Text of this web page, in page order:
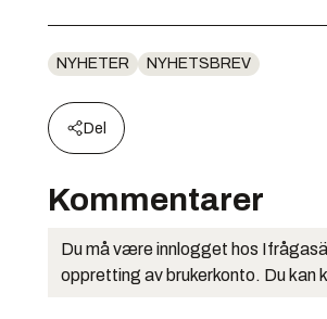
NYHETER NYHETSBREV
Del
Kommentarer
Du må være innlogget hos
oppretting av brukerkonto. Du kan